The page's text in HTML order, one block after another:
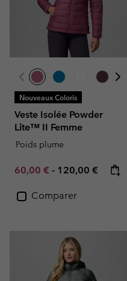
Nouveaux Coloris
Veste Isolée Powder
Lite™ II Femme
Poids plume
Minimum sale price:
60,00 € - Maximum price:
120,00 €
Comparer